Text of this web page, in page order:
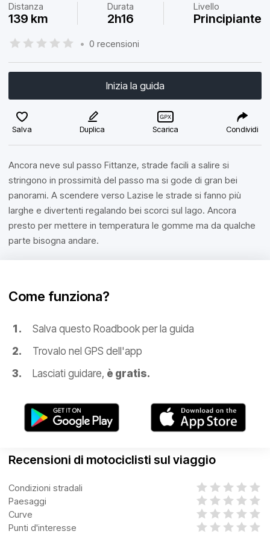
Distanza
139 km
Durata
2h16
Livello
Principiante
• 0 recensioni
Inizia la guida
Salva Duplica Scarica Condividi
Ancora neve sul passo Fittanze, strade facili a salire si
stringono in prossimità del passo ma si gode di gran bei
panorami. A scendere verso Lazise le strade si fanno più
larghe e divertenti regalando bei scorci sul lago. Ancora
presto per mettere in temperatura le gomme ma da qualche
parte bisogna andare.
Come funziona?
Salva questo Roadbook per la guida
Trovalo nel GPS dell'app
Lasciati guidare, è gratis.
Recensioni di motociclisti sul viaggio
Condizioni stradali
Paesaggi
Curve
Punti d'interesse